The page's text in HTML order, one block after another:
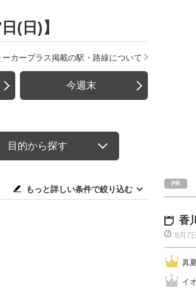
(日)】
ーカープラス掲載の駅・路線について
今週末
目的から探す
もっと詳しい条件で絞り込む
香
8月7
真
イ